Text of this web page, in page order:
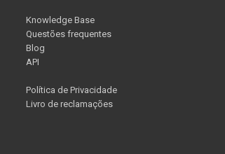
Knowledge Base
Questões frequentes
Blog
API
Política de Privacidade
Livro de reclamações